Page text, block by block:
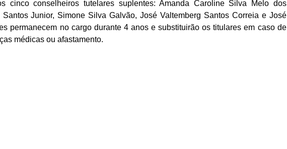
cinco conselheiros tutelares suplentes: Amanda Caroline Silva Melo dos
Junior, Simone Silva Galvão, José Valtemberg Santos Correia e José
permanecem no cargo durante 4 anos e substituirão os titulares em caso de
médicas ou afastamento.